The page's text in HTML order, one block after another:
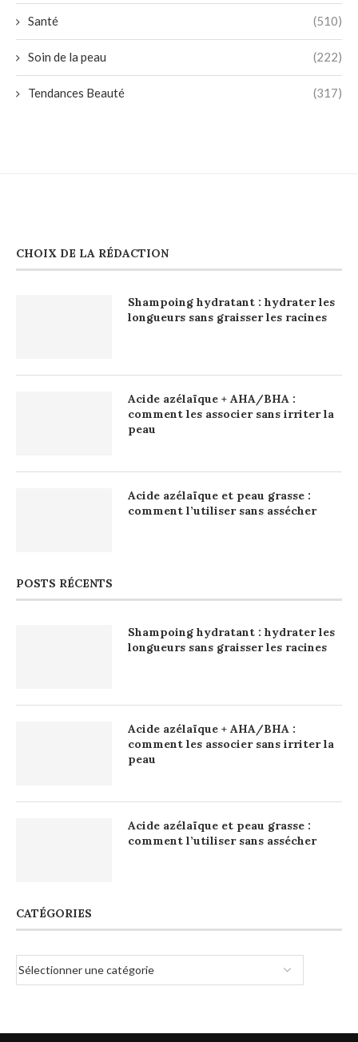
Santé (510)
Soin de la peau (222)
Tendances Beauté (317)
CHOIX DE LA RÉDACTION
Shampoing hydratant : hydrater les
longueurs sans graisser les racines
Acide azélaïque + AHA/BHA :
comment les associer sans irriter la
peau
Acide azélaïque et peau grasse :
comment l’utiliser sans assécher
POSTS RÉCENTS
Shampoing hydratant : hydrater les
longueurs sans graisser les racines
Acide azélaïque + AHA/BHA :
comment les associer sans irriter la
peau
Acide azélaïque et peau grasse :
comment l’utiliser sans assécher
CATÉGORIES